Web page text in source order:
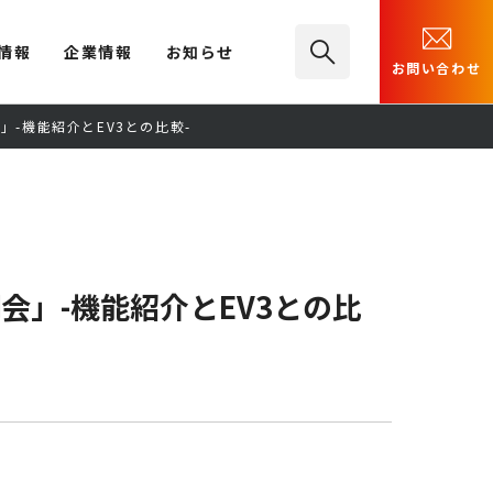
報 企業情報 お知らせ
お問い合わせ
-機能紹介とEV3との比較-
」-機能紹介とEV3との比